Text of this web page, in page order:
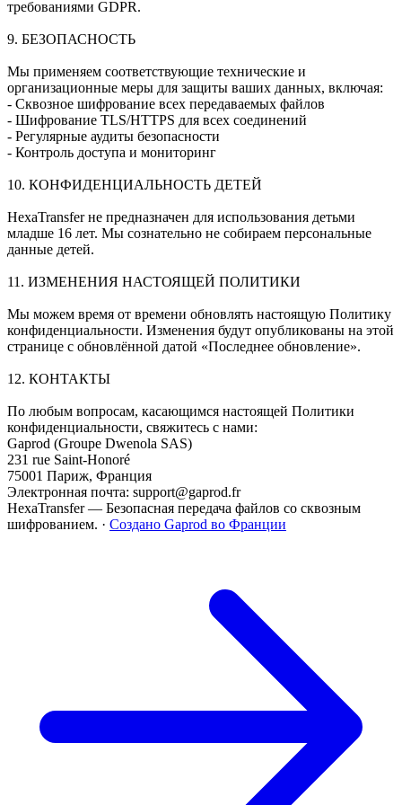
требованиями GDPR.
9. БЕЗОПАСНОСТЬ
Мы применяем соответствующие технические и
организационные меры для защиты ваших данных, включая:
- Сквозное шифрование всех передаваемых файлов
- Шифрование TLS/HTTPS для всех соединений
- Регулярные аудиты безопасности
- Контроль доступа и мониторинг
10. КОНФИДЕНЦИАЛЬНОСТЬ ДЕТЕЙ
HexaTransfer не предназначен для использования детьми
младше 16 лет. Мы сознательно не собираем персональные
данные детей.
11. ИЗМЕНЕНИЯ НАСТОЯЩЕЙ ПОЛИТИКИ
Мы можем время от времени обновлять настоящую Политику
конфиденциальности. Изменения будут опубликованы на этой
странице с обновлённой датой «Последнее обновление».
12. КОНТАКТЫ
По любым вопросам, касающимся настоящей Политики
конфиденциальности, свяжитесь с нами:
Gaprod (Groupe Dwenola SAS)
231 rue Saint-Honoré
75001 Париж, Франция
Электронная почта: support@gaprod.fr
HexaTransfer — Безопасная передача файлов со сквозным
шифрованием. · Создано Gaprod во Франции